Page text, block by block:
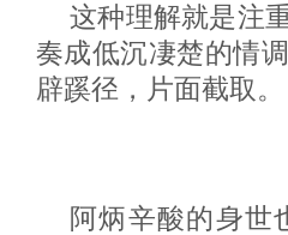
这种理解就是注
奏成低沉凄楚的情
辟蹊径，片面截取。
阿炳辛酸的身世